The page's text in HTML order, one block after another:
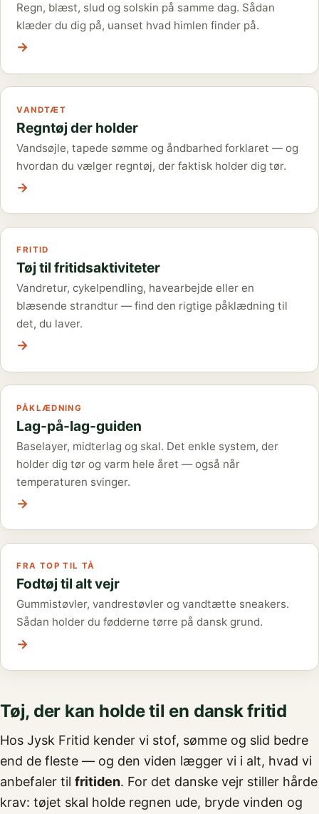
Regn, blæst, slud og solskin på samme dag. Sådan
klæder du dig på, uanset hvad himlen finder på.
→
VANDTÆT
Regntøj der holder
Vandsøjle, tapede sømme og åndbarhed forklaret — og
hvordan du vælger regntøj, der faktisk holder dig tør.
→
FRITID
Tøj til fritidsaktiviteter
Vandretur, cykelpendling, havearbejde eller en
blæsende strandtur — find den rigtige påklædning til
det, du laver.
→
PÅKLÆDNING
Lag-på-lag-guiden
Baselayer, midterlag og skal. Det enkle system, der
holder dig tør og varm hele året — også når
temperaturen svinger.
→
FRA TOP TIL TÅ
Fodtøj til alt vejr
Gummistøvler, vandrestøvler og vandtætte sneakers.
Sådan holder du fødderne tørre på dansk grund.
→
Tøj, der kan holde til en dansk fritid
Hos Jysk Fritid kender vi stof, sømme og slid bedre
end de fleste — og den viden lægger vi i alt, hvad vi
anbefaler til fritiden. For det danske vejr stiller hårde
krav: tøjet skal holde regnen ude, bryde vinden og